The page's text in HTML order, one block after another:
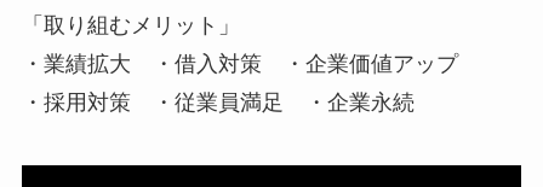
「取り組むメリット」
・業績拡大 ・借入対策 ・企業価値アップ
・採用対策 ・従業員満足 ・企業永続